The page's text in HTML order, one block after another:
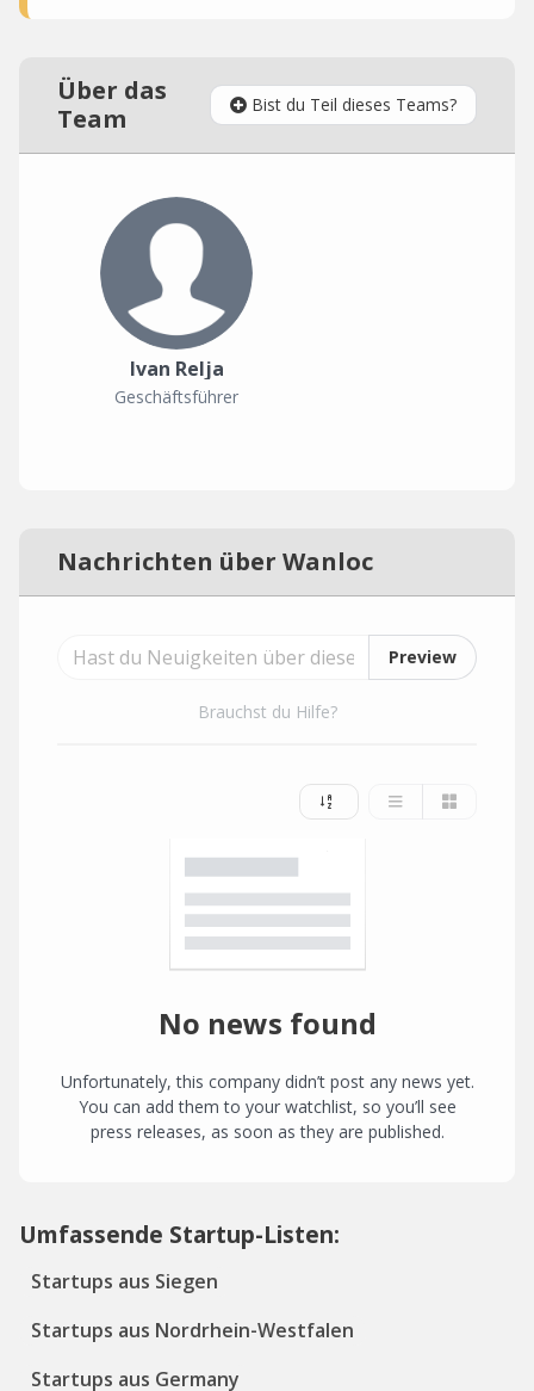
Über das
Team
Bist du Teil dieses Teams?
Ivan Relja
Geschäftsführer
Nachrichten über Wanloc
Preview
Brauchst du Hilfe?
No news found
Unfortunately, this company didn’t post any news yet.
You can add them to your watchlist, so you’ll see
press releases, as soon as they are published.
Umfassende Startup-Listen:
Startups aus Siegen
Startups aus Nordrhein-Westfalen
Startups aus Germany